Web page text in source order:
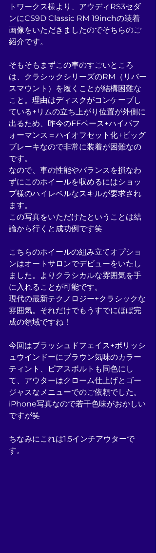
トワークス様より、アウディRS3セダ
ンにCS9D Classic RM 19inchの装着
画像をいただきましたのでそちらのご
紹介です。
そもそもまずこの車のすごいところ
は、クラシックシリーズのRM（リバー
スマウント）を履くことが結構困難な
こと。理由はディスクがコンケーブし
ている+リムの立ち上がり位置が外側に
出るため、昨今のFFベース+ハイパフ
ォーマンス＝ハイオフセット化+ビッグ
ブレーキなので非常に装着が困難なの
です。
なので、車の性能やバランスを損なわ
ずにこのホイールを収めるにはショッ
プ様のハイレベルなスキルが要求され
ます。
この写真をいただけたということは結
論から行くと成功例です笑
こちらのホイールの組み立てオプショ
ンはオートサロンでデビューをいたし
ました。よりクラシカルな雰囲気を手
に入れることが可能です。
現代の最新テクノロジー+クラシックな
雰囲気。それだけでもうすでにほぼ完
成の領域ですね！
今回はブラッシュドフェイス+ポリッシ
ュウインドーにブラウン気味のカラー
ティント、ピアスボルトも同色にし
て、アウターはクローム仕上げとゴー
ジャスなメニューでのご依頼でした。
iPhone写真なので若干色味がおかしい
ですが笑
ちなみにこれは1.5インチアウターで
す。